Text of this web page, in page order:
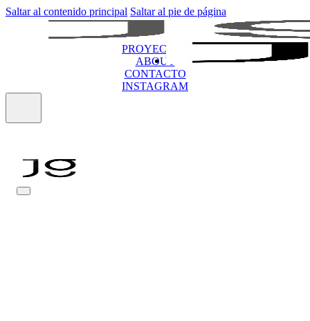
Saltar al contenido principal Saltar al pie de página
PROYECTOS
ABOUT
CONTACTO
INSTAGRAM